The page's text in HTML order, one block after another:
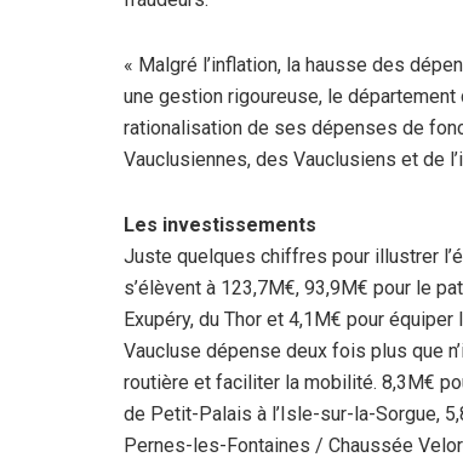
« Malgré l’inflation, la hausse des
une gestion rigoureuse, le département
rationalisation de ses dépenses de
Vauclusiennes, des Vauclusiens et de
Les investissements
Juste quelques chiffres pour illustrer
s’élèvent à 123,7M€, 93,9M€ pour le
Exupéry, du Thor et 4,1M€ pour
Vaucluse dépense deux fois plus que
routière et faciliter la mobilité. 8,3M€
de Petit-Palais à l’Isle-sur-la-Sorgue,
Pernes-les-Fontaines / Chaussée